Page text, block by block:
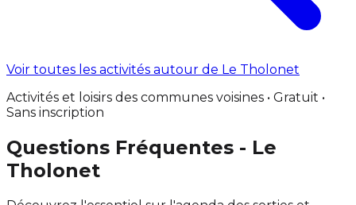
Voir toutes les activités autour de Le Tholonet
Activités et loisirs des communes voisines • Gratuit •
Sans inscription
Questions Fréquentes - Le
Tholonet